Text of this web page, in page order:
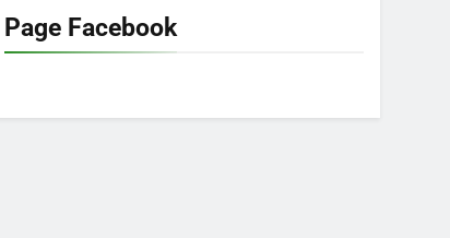
Page Facebook